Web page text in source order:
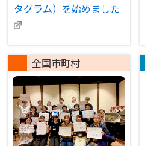
タグラム）を始めました
全国市町村